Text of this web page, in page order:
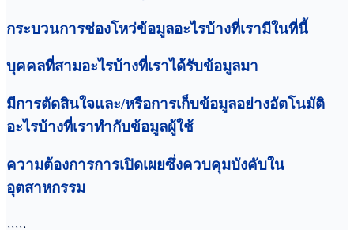
กระบวนการช่องโหว่ข้อมูลอะไรบ้างที่เรามีในที่นี้
บุคคลที่สามอะไรบ้างที่เราได้รับข้อมูลมา
มีการตัดสินใจและ/หรือการเก็บข้อมูลอย่างอัตโนมัติ
อะไรบ้างที่เราทำกับข้อมูลผู้ใช้
ความต้องการการเปิดเผยซึ่งควบคุมบังคับใน
อุตสาหกรรม